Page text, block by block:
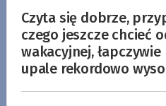
Czyta się dobrze,
czego jeszcze chcieć
wakacyjnej,
upale rekordowo